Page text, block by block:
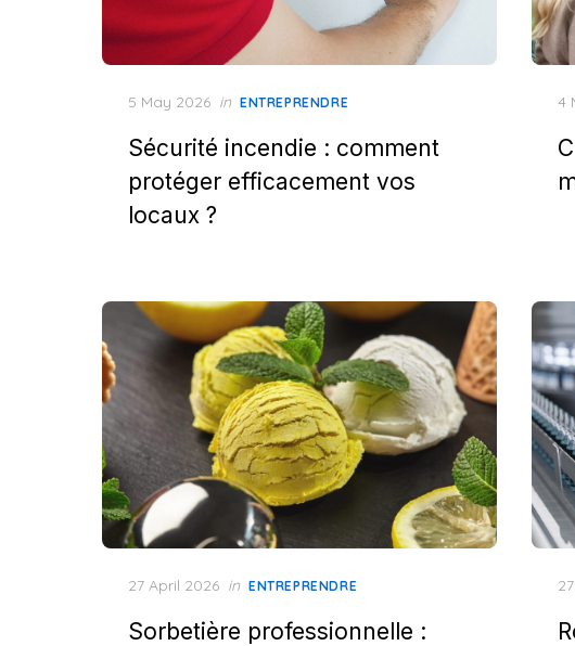
Posted
5 May 2026 in ENTREPRENDRE
Sécurité incendie : comment
protéger efficacement vos
locaux ?
4
Posted
27 April 2026 in ENTREPRENDRE
Sorbetière professionnelle :